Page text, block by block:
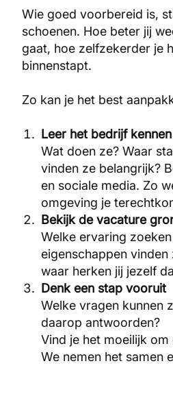
Wie goed voorbereid is,
schoenen. Hoe beter jij
gaat, hoe zelfzekerder je
binnenstapt.
Zo kan je het best
Leer het bedrijf kennen
Wat doen ze? Waar
vinden ze belangrijk?
en sociale media. Zo
omgeving je
Bekijk de vacature
Welke ervaring
eigenschappen vinden
waar herken jij jezelf
Denk een stap vooruit
Welke vragen kunnen
daarop antwoorden?
Vind je het moeilijk
We nemen het samen